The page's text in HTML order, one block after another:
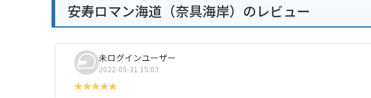
安寿ロマン海道（奈具海岸）のレビュー
未ログインユーザー
2022-05-31 15:03